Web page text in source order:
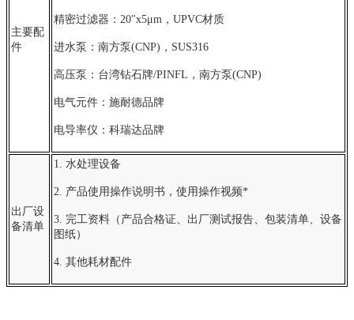
主要配
件
精密过滤器：20"x5μm，UPVC材质
进水泵：南方泵(CNP)，SUS316
高压泵：台湾钻石牌/PINFL，南方泵(CNP)
电气元件：施耐德品牌
电导率仪：科瑞达品牌
出厂设
备清单
1. 水处理设备
2. 产品使用操作说明书，使用操作视频*
3. 完工资料（产品合格证、出厂测试报告、包装清单、设备
图纸）
4. 其他耗材配件